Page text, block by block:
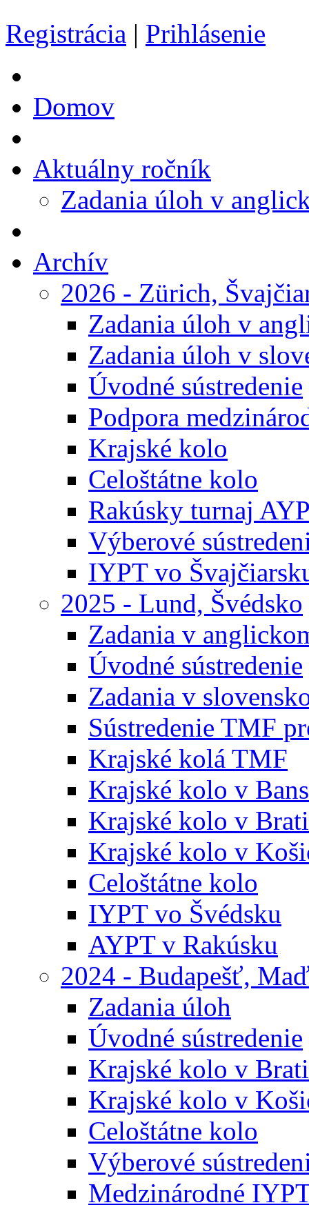
Registrácia | Prihlásenie
Domov
Aktuálny ročník
Zadania úloh v
Archív
2026 - Zürich,
Zadania úloh v
Zadania úloh v
Úvodné sústredenie
Podpora
Krajské kolo
Celoštátne kolo
Rakúsky turnaj
Výberové
IYPT vo
2025 - Lund, Švédsko
Zadania v
Úvodné sústredenie
Zadania v
Sústredenie TMF
Krajské kolá TMF
Krajské kolo v
Krajské kolo v
Krajské kolo v
Celoštátne kolo
IYPT vo Švédsku
AYPT v Rakúsku
2024 - Budapešť,
Zadania úloh
Úvodné sústredenie
Krajské kolo v
Krajské kolo v
Celoštátne kolo
Výberové
Medzinárodné